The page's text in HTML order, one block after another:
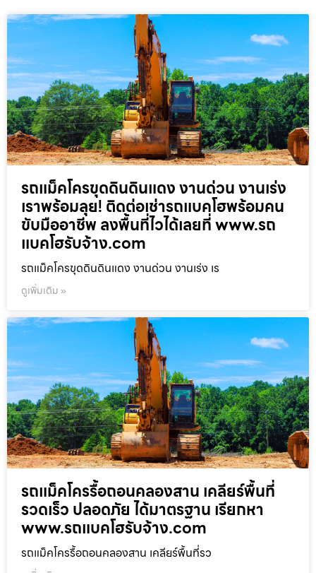
รถแม็คโครขุดดินดินแดง งานด่วน งานเร่ง
เราพร้อมลุย! ติดต่อเช่ารถแบคโฮพร้อมคน
ขับมืออาชีพ ลงพื้นที่ไวได้เลยที่ www.รถ
แบคโฮรับจ้าง.com
รถแม็คโครขุดดินดินแดง งานด่วน งานเร่ง เร
ดูเพิ่มเติม »
รถแม็คโครรื้อถอนคลองสาน เคลียร์พื้นที่
รวดเร็ว ปลอดภัย ได้มาตรฐาน เรียกหา
www.รถแบคโฮรับจ้าง.com
รถแม็คโครรื้อถอนคลองสาน เคลียร์พื้นที่รว